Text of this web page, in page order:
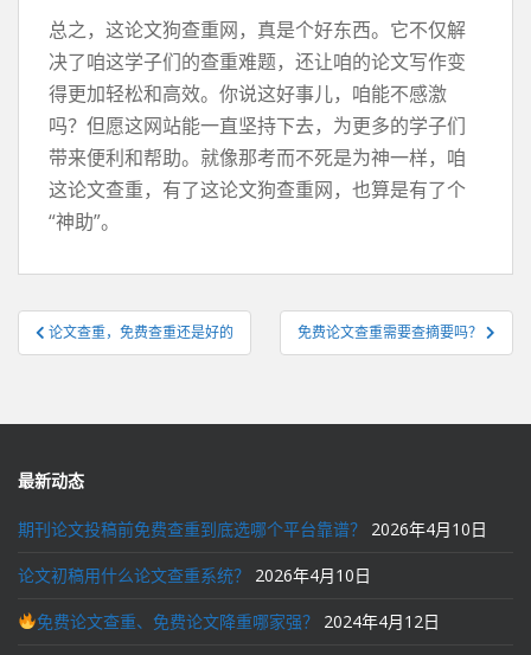
总之，这论文狗查重网，真是个好东西。它不仅解
决了咱这学子们的查重难题，还让咱的论文写作变
得更加轻松和高效。你说这好事儿，咱能不感激
吗？但愿这网站能一直坚持下去，为更多的学子们
带来便利和帮助。就像那考而不死是为神一样，咱
这论文查重，有了这论文狗查重网，也算是有了个
“神助”。
文
章
航
论文查重，免费查重还是好的 免费论文查重需要查摘要吗？
最新动态
期刊论文投稿前免费查重到底选哪个平台靠谱？ 2026年4月10日
论文初稿用什么论文查重系统？ 2026年4月10日
免费论文查重、免费论文降重哪家强？ 2024年4月12日